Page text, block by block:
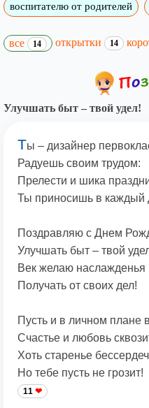
воспитателю от родителей
все 14 открытки 14
Улучшать быт – твой удел!
Ты – дизайнер
Радуешь своим трудом:
Прелести и шика
Ты приносишь в каждый
Поздравляю с Днем
Улучшать быт – твой
Век желаю наслажденья
Получать от своих дел!
Пусть и в личном плане
Счастье и любовь
Хоть старенье
Но тебе пусть не грозит!
11